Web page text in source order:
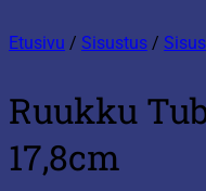
Etusivu / Sisustus /
Ruukku
17,8cm